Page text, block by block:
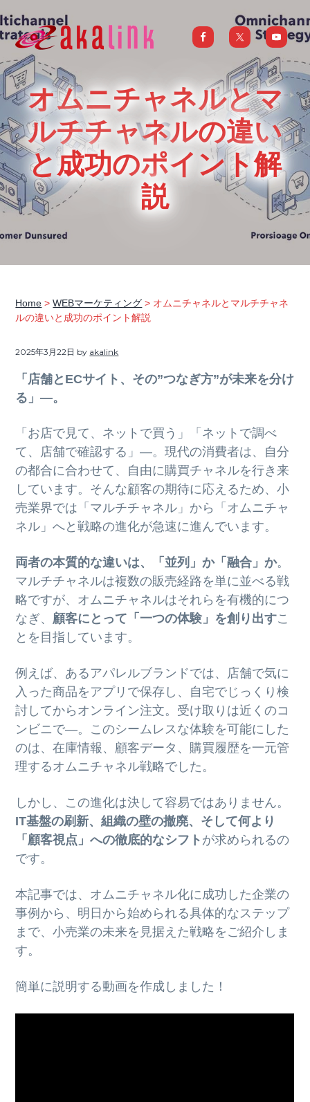
k
p
o
p
r
i
m
a
r
y
k
p
o
m
a
i
n
c
o
n
k
p
o
p
r
i
m
a
r
y
k
p
o
f
o
o
t
e
r
はじめてのAI、DXならアカリンク
の
発
展
と
共
に
DX/AI
推
進
を
行
い、
進
化
し
続
る
中
業
ー
ト
オムニチャネルとマ
ルチチャネルの違い
と成功のポイント解
説
Home >WEBマーケティング > オムニチャネルとマルチチャネ
ルの違いと成功のポイント解説
2025年3月22日 by akalink
「店舗とECサイト、その”つなぎ方”が未来を分け
る」—。
「お店で見て、ネットで買う」「ネットで調べ
て、店舗で確認する」—。現代の消費者は、自分
の都合に合わせて、自由に購買チャネルを行き来
しています。そんな顧客の期待に応えるため、小
売業界では「マルチチャネル」から「オムニチャ
ネル」へと戦略の進化が急速に進んでいます。
両者の本質的な違いは、「並列」か「融合」か。
マルチチャネルは複数の販売経路を単に並べる戦
略ですが、オムニチャネルはそれらを有機的につ
なぎ、 顧客にとって「一つの体験」を創り出すこ
とを目指しています。
例えば、あるアパレルブランドでは、店舗で気に
入った商品をアプリで保存し、自宅でじっくり検
討してからオンライン注文。受け取りは近くのコ
ンビニで—。このシームレスな体験を可能にした
のは、在庫情報、顧客データ、購買履歴を一元管
理するオムニチャネル戦略でした。
しかし、この進化は決して容易ではありません。
IT基盤の刷新、組織の壁の撤廃、そして何より
「顧客視点」への徹底的なシフト が求められるの
です。
本記事では、オムニチャネル化に成功した企業の
事例から、明日から始められる具体的なステップ
まで、小売業の未来を見据えた戦略をご紹介しま
す。
簡単に説明する動画を作成しました！